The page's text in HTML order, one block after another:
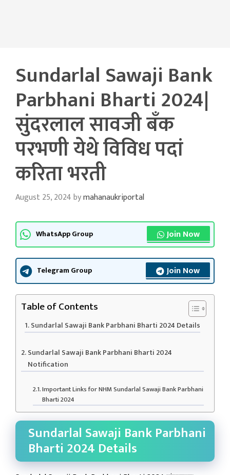
Sundarlal Sawaji Bank
Parbhani Bharti 2024|
सुंदरलाल सावजी बँक
परभणी येथे विविध पदां
करिता भरती
August 25, 2024bymahanaukriportal
WhatsApp Group Join Now
Telegram Group Join Now
Table of Contents
Sundarlal Sawaji Bank Parbhani Bharti 2024 Details
Sundarlal Sawaji Bank Parbhani Bharti 2024
Notification
Important Links for NHM Sundarlal Sawaji Bank Parbhani
Bharti 2024
Sundarlal Sawaji Bank Parbhani
Bharti 2024 Details